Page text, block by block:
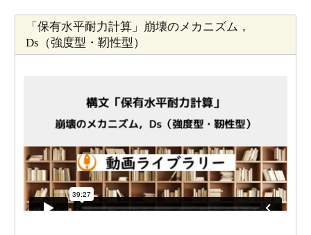
「保有水平耐力計算」崩壊のメカニズム，
Ds（強度型・靭性型）